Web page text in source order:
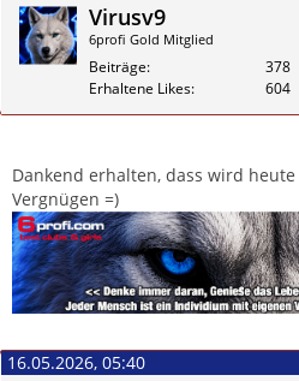
Virusv9
6profi Gold Mitglied
Beiträge
378
Erhaltene Likes
604
Dankend erhalten, dass wird
Vergnügen =)
16.05.2026, 05:40